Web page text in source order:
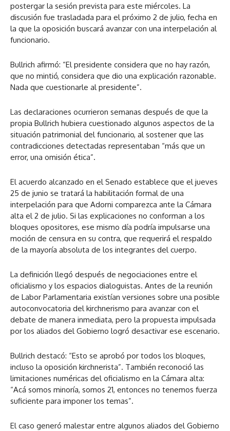
postergar la sesión prevista para este miércoles. La
discusión fue trasladada para el próximo 2 de julio, fecha en
la que la oposición buscará avanzar con una interpelación al
funcionario.
Bullrich afirmó: “El presidente considera que no hay razón,
que no mintió, considera que dio una explicación razonable.
Nada que cuestionarle al presidente”.
Las declaraciones ocurrieron semanas después de que la
propia Bullrich hubiera cuestionado algunos aspectos de la
situación patrimonial del funcionario, al sostener que las
contradicciones detectadas representaban “más que un
error, una omisión ética”.
El acuerdo alcanzado en el Senado establece que el jueves
25 de junio se tratará la habilitación formal de una
interpelación para que Adorni comparezca ante la Cámara
alta el 2 de julio. Si las explicaciones no conforman a los
bloques opositores, ese mismo día podría impulsarse una
moción de censura en su contra, que requerirá el respaldo
de la mayoría absoluta de los integrantes del cuerpo.
La definición llegó después de negociaciones entre el
oficialismo y los espacios dialoguistas. Antes de la reunión
de Labor Parlamentaria existían versiones sobre una posible
autoconvocatoria del kirchnerismo para avanzar con el
debate de manera inmediata, pero la propuesta impulsada
por los aliados del Gobierno logró desactivar ese escenario.
Bullrich destacó: “Esto se aprobó por todos los bloques,
incluso la oposición kirchnerista”. También reconoció las
limitaciones numéricas del oficialismo en la Cámara alta:
“Acá somos minoría, somos 21, entonces no tenemos fuerza
suficiente para imponer los temas”.
El caso generó malestar entre algunos aliados del Gobierno